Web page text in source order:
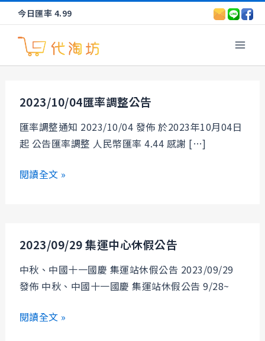
至
今日匯率 4.99
2023/10/04匯率調整公告
匯率調整通知 2023/10/04 發佈 於2023年10月04日
起 公告匯率調整 人民幣匯率 4.44 感謝 […]
匯
率
調
公
閱讀全文 »
2023/09/29 集運中心休假公告
中秋、中國十一國慶 集運站休假公告 2023/09/29
發佈 中秋、中國十一國慶 集運站休假公告 9/28~
集
運
中
休
閱讀全文 »
章
搜
尋